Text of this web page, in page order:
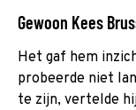
Gewoon Kees
Het gaf hem
probeerde niet
te zijn, vertelde